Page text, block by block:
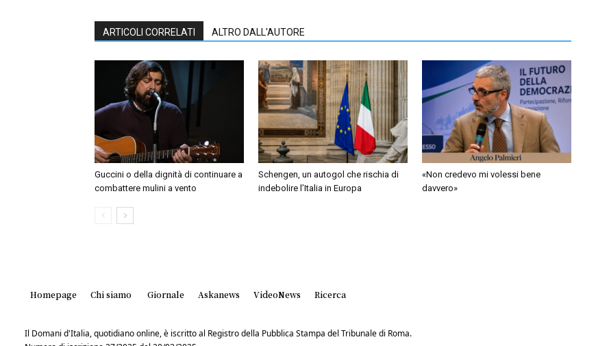
ARTICOLI CORRELATI ALTRO DALL'AUTORE
Guccini o della dignità di continuare a
combattere mulini a vento
Schengen, un autogol che rischia di
indebolire l’Italia in Europa
«Non credevo mi volessi bene
davvero»
Homepage Chi siamo Giornale Askanews VideoNews Ricerca
Il Domani d'Italia, quotidiano online, è iscritto al Registro della Pubblica Stampa del Tribunale di Roma.